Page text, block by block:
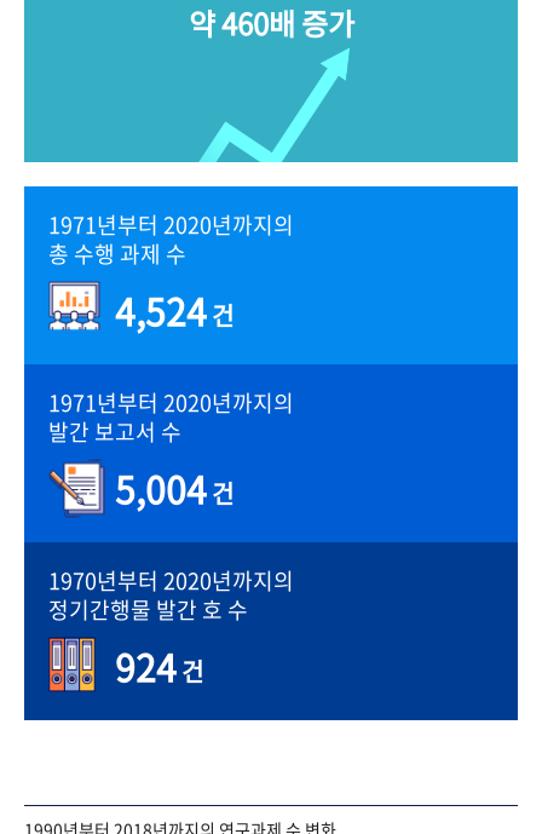
약 460배 증가
1971년부터 2020년까지의
총 수행 과제 수
4,524건
1971년부터 2020년까지의
발간 보고서 수
5,004건
1970년부터 2020년까지의
정기간행물 발간 호 수
924건